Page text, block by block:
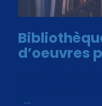
d’oeuvres
…